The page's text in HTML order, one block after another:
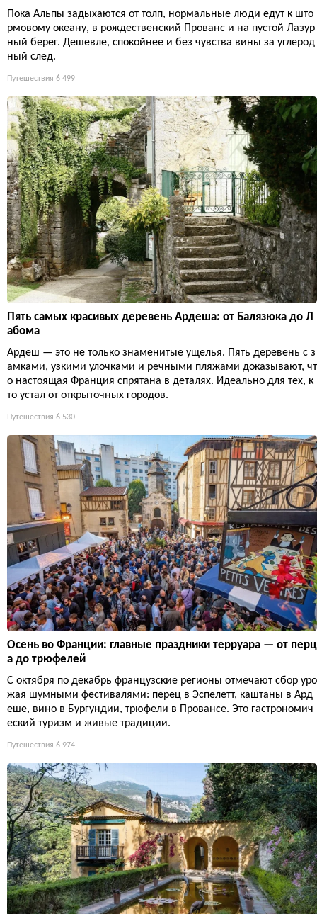
Пока Альпы задыхаются от толп, нормальные люди едут к што
рмовому океану, в рождественский Прованс и на пустой Лазур
ный берег. Дешевле, спокойнее и без чувства вины за углерод
ный след.
Путешествия 6 499
Пять самых красивых деревень Ардеша: от Балязюка до Л
абома
Ардеш — это не только знаменитые ущелья. Пять деревень с з
амками, узкими улочками и речными пляжами доказывают, чт
о настоящая Франция спрятана в деталях. Идеально для тех, к
то устал от открыточных городов.
Путешествия 6 530
Осень во Франции: главные праздники терруара — от перц
а до трюфелей
С октября по декабрь французские регионы отмечают сбор уро
жая шумными фестивалями: перец в Эспелетт, каштаны в Ард
еше, вино в Бургундии, трюфели в Провансе. Это гастрономич
еский туризм и живые традиции.
Путешествия 6 974